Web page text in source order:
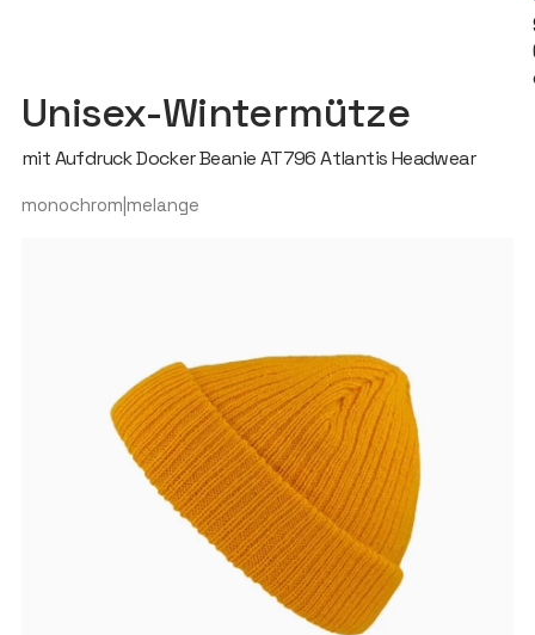
Unisex-Wintermütze
mit Aufdruck Docker Beanie AT796 Atlantis Headwear
monochrom|melange